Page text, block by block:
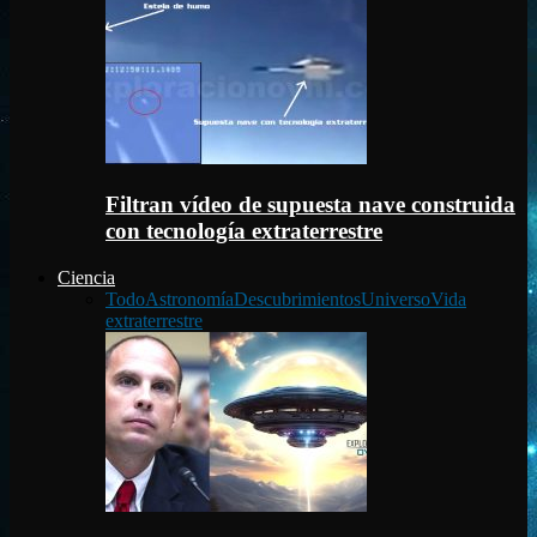
Filtran vídeo de supuesta nave construida
con tecnología extraterrestre
Ciencia
TodoAstronomíaDescubrimientosUniversoVida
extraterrestre